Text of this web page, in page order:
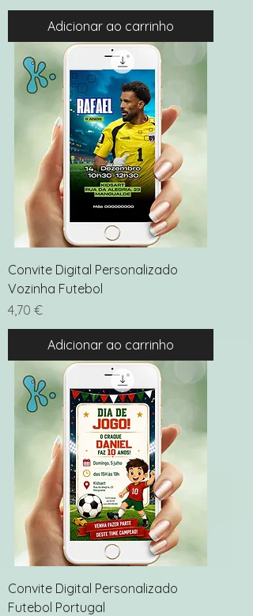
Adicionar ao carrinho
Convite Digital Personalizado
Vozinha Futebol
Preço
4,70 €
Adicionar ao carrinho
Convite Digital Personalizado
Futebol Portugal